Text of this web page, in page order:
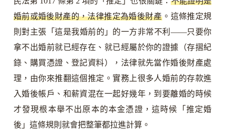
婚前或婚後財產的，法律推定為婚後財產 。這條推定規
則對主張「這是我婚前的」的一方非常不利——只要你
拿不出婚前就已經存在、就已經屬於你的證據（存摺紀
錄、購買憑證、登記資料），法律就先當作婚後財產處
理，由你來推翻這個推定。實務上很多人婚前的存款進
入婚後帳戶、和薪資混在一起好幾年，到要離婚的時候
才發現根本舉不出原本的本金憑證，這時候「推定婚
後」這條規則就會把整筆都拉進計算。